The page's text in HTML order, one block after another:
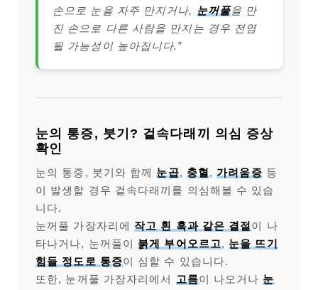
손으로 눈을 자주 만지거나, 눈꺼풀을 만
진 손으로 다른 사람을 만지는 경우 전염
될 가능성이 높아집니다.”
눈의 통증, 붓기? 겉속다래끼 의심 증상
확인
눈의 통증, 붓기와 함께 눈곱, 충혈, 가려움증 등
이 발생할 경우 겉속다래끼를 의심해볼 수 있습
니다.
눈꺼풀 가장자리에 작고 흰 혹과 같은 결절 이 나
타나거나, 눈꺼풀이 붉게 부어오르고, 눈을 뜨기
힘들 정도로 통증이 심할 수 있습니다.
또한, 눈꺼풀 가장자리에서
고름이 나오거나 눈